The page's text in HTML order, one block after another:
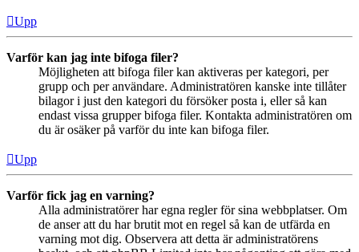
Upp
Varför kan jag inte bifoga filer?
Möjligheten att bifoga filer kan aktiveras per kategori, per
grupp och per användare. Administratören kanske inte tillåter
bilagor i just den kategori du försöker posta i, eller så kan
endast vissa grupper bifoga filer. Kontakta administratören om
du är osäker på varför du inte kan bifoga filer.
Upp
Varför fick jag en varning?
Alla administratörer har egna regler för sina webbplatser. Om
de anser att du har brutit mot en regel så kan de utfärda en
varning mot dig. Observera att detta är administratörens